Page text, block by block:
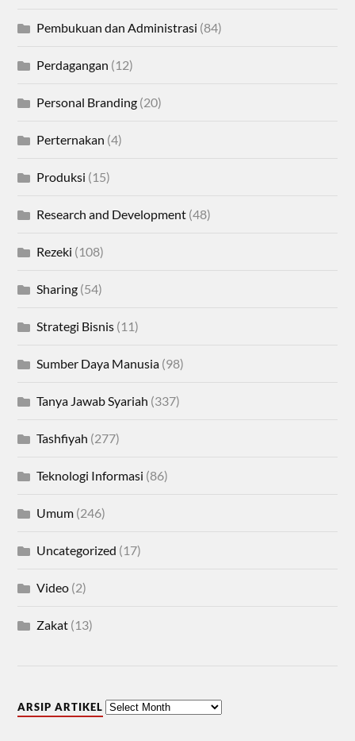
Pembukuan dan Administrasi (84)
Perdagangan (12)
Personal Branding (20)
Perternakan (4)
Produksi (15)
Research and Development (48)
Rezeki (108)
Sharing (54)
Strategi Bisnis (11)
Sumber Daya Manusia (98)
Tanya Jawab Syariah (337)
Tashfiyah (277)
Teknologi Informasi (86)
Umum (246)
Uncategorized (17)
Video (2)
Zakat (13)
ARSIP ARTIKEL